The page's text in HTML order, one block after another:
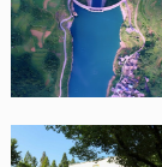
学制2年（
插班）